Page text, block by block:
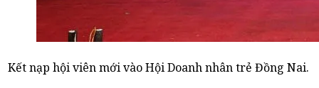
Kết nạp hội viên mới vào Hội Doanh nhân trẻ Đồng Nai.